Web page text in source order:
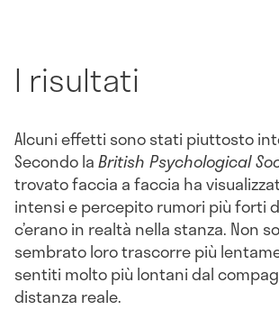
I risultati
Alcuni effetti sono stati piuttosto
Secondo laBritish Psychological
trovato faccia a faccia ha
intensi e percepito rumori più forti
c’erano in realtà nella stanza. Non
sembrato loro trascorre più
sentiti molto più lontani dal
distanza reale.